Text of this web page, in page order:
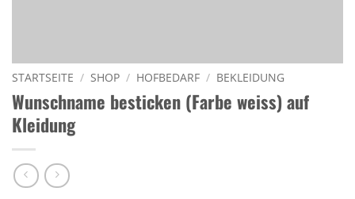
STARTSEITE / SHOP / HOFBEDARF / BEKLEIDUNG
Wunschname besticken (Farbe weiss) auf
Kleidung